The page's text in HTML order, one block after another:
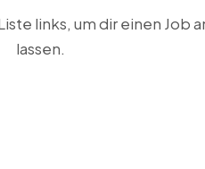
links, um dir einen Job
lassen.